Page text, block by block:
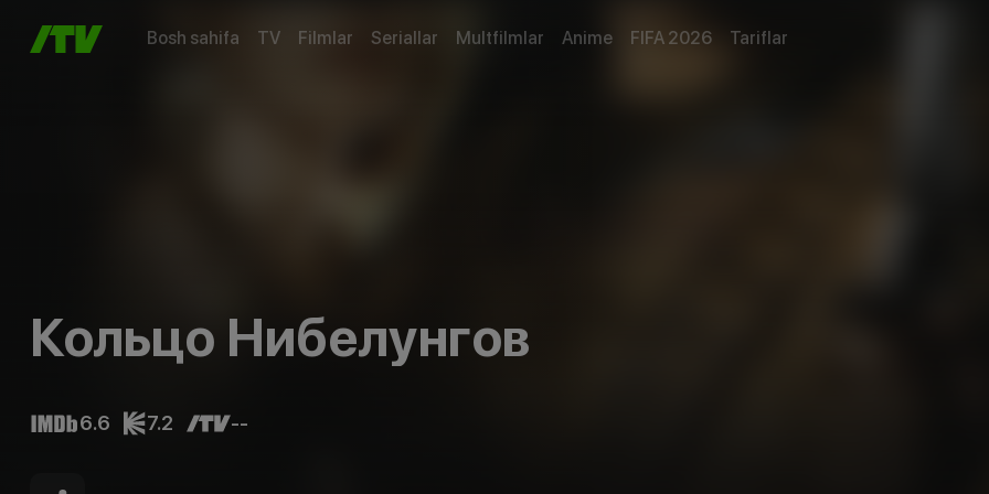
Bosh sahifa TV Filmlar Seriallar Multfilmlar Anime FIFA 2026 Tariflar
Кольцо Нибелунгов
6.6 7.2 --